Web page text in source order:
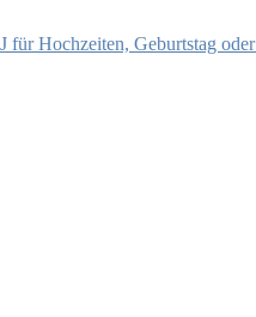
für Hochzeiten, Geburtstag